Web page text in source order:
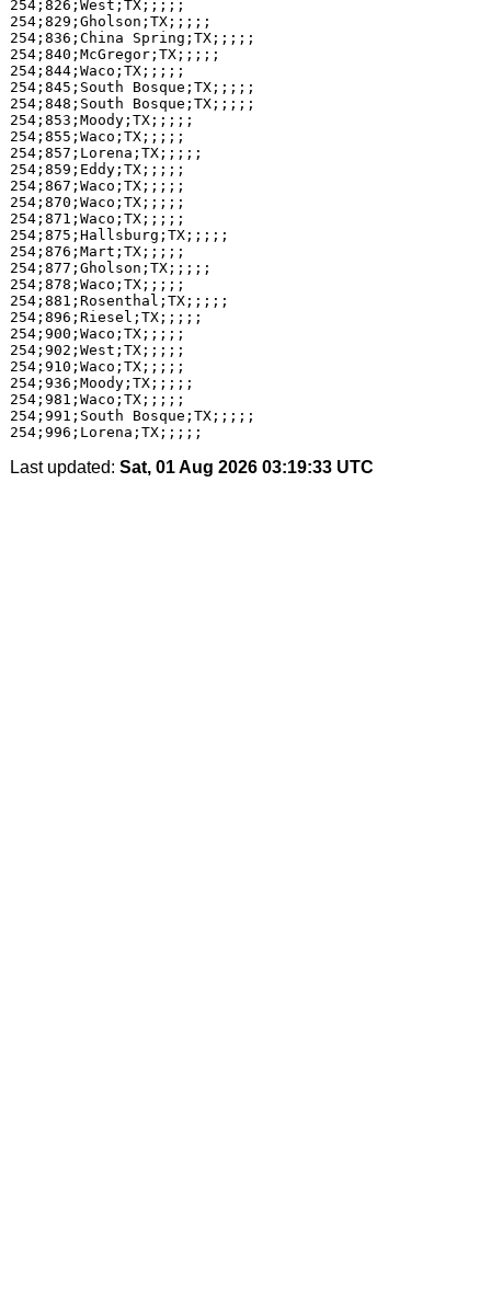
254;826;West;TX;;;;;
254;829;Gholson;TX;;;;;
254;836;China Spring;TX;;;;;
254;840;McGregor;TX;;;;;
254;844;Waco;TX;;;;;
254;845;South Bosque;TX;;;;;
254;848;South Bosque;TX;;;;;
254;853;Moody;TX;;;;;
254;855;Waco;TX;;;;;
254;857;Lorena;TX;;;;;
254;859;Eddy;TX;;;;;
254;867;Waco;TX;;;;;
254;870;Waco;TX;;;;;
254;871;Waco;TX;;;;;
254;875;Hallsburg;TX;;;;;
254;876;Mart;TX;;;;;
254;877;Gholson;TX;;;;;
254;878;Waco;TX;;;;;
254;881;Rosenthal;TX;;;;;
254;896;Riesel;TX;;;;;
254;900;Waco;TX;;;;;
254;902;West;TX;;;;;
254;910;Waco;TX;;;;;
254;936;Moody;TX;;;;;
254;981;Waco;TX;;;;;
254;991;South Bosque;TX;;;;;
Last updated: Sat, 01 Aug 2026 03:19:33 UTC